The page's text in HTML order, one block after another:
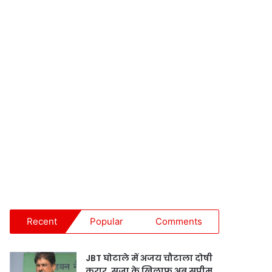
Recent Popular Comments
JBT घोटाले में अजय चौटाला दोषी